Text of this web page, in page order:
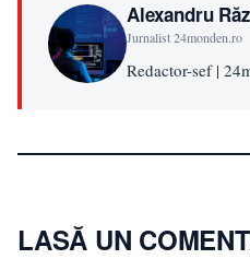
Alexandru
Jurnalist 24monden.ro
Redactor-sef |
LASĂ UN